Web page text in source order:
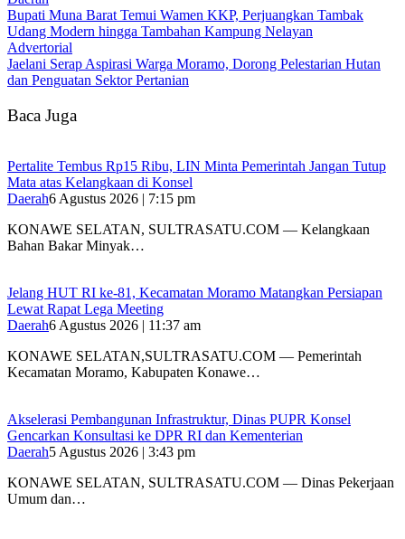
‎Bupati Muna Barat Temui Wamen KKP, Perjuangkan Tambak
Udang Modern hingga Tambahan Kampung Nelayan
Advertorial
Jaelani Serap Aspirasi Warga Moramo, Dorong Pelestarian Hutan
dan Penguatan Sektor Pertanian
Baca Juga
‎Pertalite Tembus Rp15 Ribu, LIN Minta Pemerintah Jangan Tutup
Mata atas Kelangkaan di Konsel
Daerah6 Agustus 2026 | 7:15 pm
‎KONAWE SELATAN, SULTRASATU.COM — Kelangkaan
Bahan Bakar Minyak…
‎Jelang HUT RI ke-81, Kecamatan Moramo Matangkan Persiapan
Lewat Rapat Lega Meeting
Daerah6 Agustus 2026 | 11:37 am
KONAWE SELATAN,SULTRASATU.COM — Pemerintah
Kecamatan Moramo, Kabupaten Konawe…
Akselerasi Pembangunan Infrastruktur, Dinas PUPR Konsel
Gencarkan Konsultasi ke DPR RI dan Kementerian
Daerah5 Agustus 2026 | 3:43 pm
KONAWE SELATAN, SULTRASATU.COM — Dinas Pekerjaan
Umum dan…